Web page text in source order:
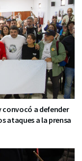
convocó a defender
ataques a la prensa